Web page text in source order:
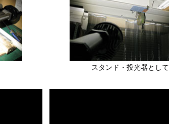
スタンド・投光器として